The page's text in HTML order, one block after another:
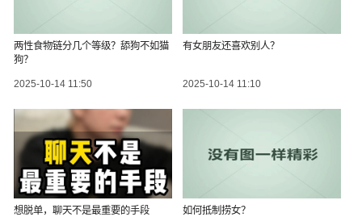
两性食物链分几个等级？舔狗不如猫
狗？
2025-10-14 11:50
有女朋友还喜欢别人？
2025-10-14 11:10
想脱单，聊天不是最重要的手段 如何抵制捞女？